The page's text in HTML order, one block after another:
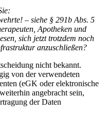
– siehe § 291b Abs. 5
Apotheken und
sich jetzt trotzdem noch
anzuschließen?
nicht bekannt.
von der verwendeten
(eGK oder elektronische
angebracht sein,
der Daten